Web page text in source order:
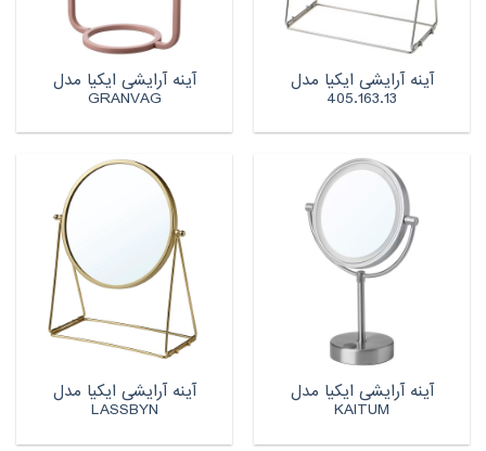
آینه آرایشی ایکیا مدل
405.163.13
آینه آرایشی ایکیا مدل
GRANVAG
آینه آرایشی ایکیا مدل
KAITUM
آینه آرایشی ایکیا مدل
LASSBYN